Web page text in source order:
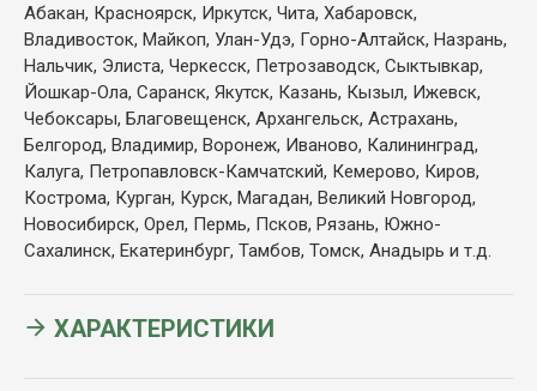
Абакан, Красноярск, Иркутск, Чита, Хабаровск,
Владивосток, Майкоп, Улан-Удэ, Горно-Алтайск, Назрань,
Нальчик, Элиста, Черкесск, Петрозаводск, Сыктывкар,
Йошкар-Ола, Саранск, Якутск, Казань, Кызыл, Ижевск,
Чебоксары, Благовещенск, Архангельск, Астрахань,
Белгород, Владимир, Воронеж, Иваново, Калининград,
Калуга, Петропавловск-Камчатский, Кемерово, Киров,
Кострома, Курган, Курск, Магадан, Великий Новгород,
Новосибирск, Орел, Пермь, Псков, Рязань, Южно-
Сахалинск, Екатеринбург, Тамбов, Томск, Анадырь и т.д.
ХАРАКТЕРИСТИКИ